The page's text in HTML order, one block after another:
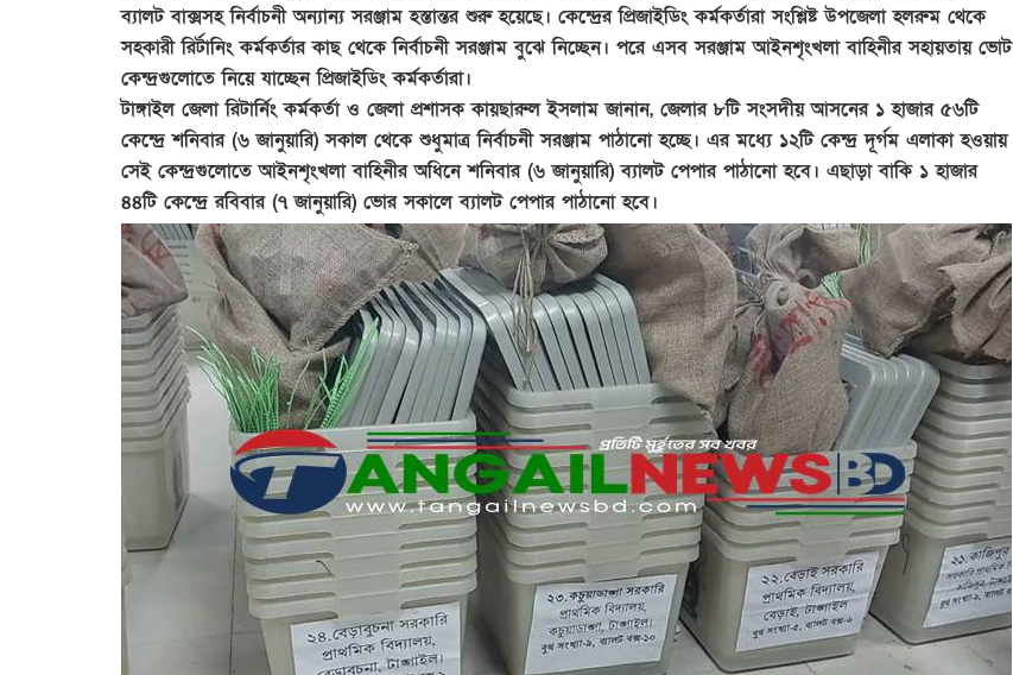
ব্যালট বাক্সসহ নির্বাচনী অন্যান্য সরঞ্জাম হস্তান্তর শুরু হয়েছে। কেন্দ্রের প্রিজাইডিং কর্মকর্তারা সংশ্লিষ্ট উপজেলা হলরুম থেকে
সহকারী রির্টানিং কর্মকর্তার কাছ থেকে নির্বাচনী সরঞ্জাম বুঝে নিচ্ছেন। পরে এসব সরঞ্জাম আইনশৃংখলা বাহিনীর সহায়তায় ভোট
কেন্দ্রগুলোতে নিয়ে যাচ্ছেন প্রিজাইডিং কর্মকর্তারা।
টাঙ্গাইল জেলা রিটার্নিং কর্মকর্তা ও জেলা প্রশাসক কায়ছারুল ইসলাম জানান, জেলার ৮টি সংসদীয় আসনের ১ হাজার ৫৬টি
কেন্দ্রে শনিবার (৬ জানুয়ারি) সকাল থেকে শুধুমাত্র নির্বাচনী সরঞ্জাম পাঠানো হচ্ছে। এর মধ্যে ১২টি কেন্দ্র দূর্গম এলাকা হওয়ায়
সেই কেন্দ্রগুলোতে আইনশৃংখলা বাহিনীর অধিনে শনিবার (৬ জানুয়ারি) ব্যালট পেপার পাঠানো হবে। এছাড়া বাকি ১ হাজার
৪৪টি কেন্দ্রে রবিবার (৭ জানুয়ারি) ভোর সকালে ব্যালট পেপার পাঠানো হবে।